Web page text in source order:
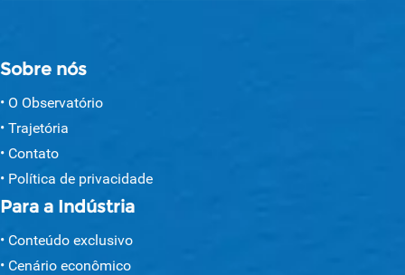
Sobre nós
O Observatório
Trajetória
Contato
Política de privacidade
Para a Indústria
Conteúdo exclusivo
Cenário econômico